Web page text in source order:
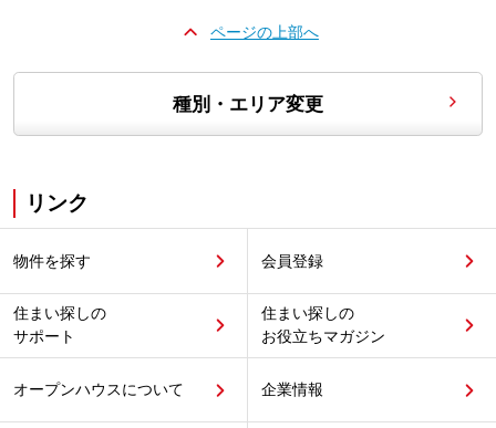
ページの上部へ
種別・エリア変更
リンク
物件を探す 会員登録
住まい探しの
サポート
住まい探しの
お役立ちマガジン
オープンハウスについて 企業情報